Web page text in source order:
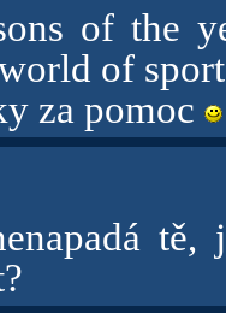
of the
of
za pomoc